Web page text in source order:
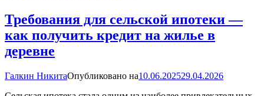
Требования для сельской ипотеки —
как получить кредит на жилье в
деревне
Галкин НикитаОпубликовано на10.06.202529.04.2026